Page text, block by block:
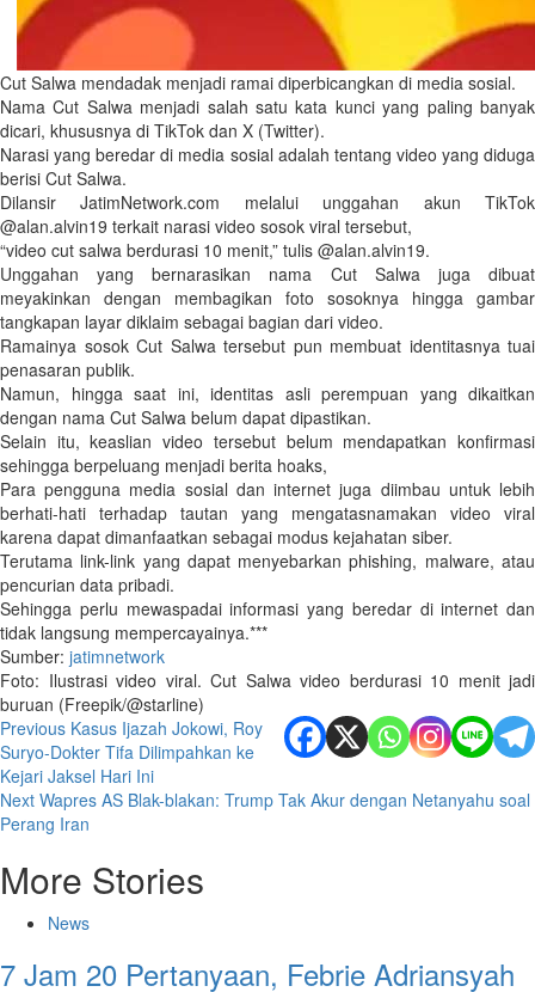
Cut Salwa mendadak menjadi ramai diperbicangkan di media sosial.
Nama Cut Salwa menjadi salah satu kata kunci yang paling banyak
dicari, khususnya di TikTok dan X (Twitter).
Narasi yang beredar di media sosial adalah tentang video yang diduga
berisi Cut Salwa.
Dilansir JatimNetwork.com melalui unggahan akun TikTok
@alan.alvin19 terkait narasi video sosok viral tersebut,
“video cut salwa berdurasi 10 menit,” tulis @alan.alvin19.
Unggahan yang bernarasikan nama Cut Salwa juga dibuat
meyakinkan dengan membagikan foto sosoknya hingga gambar
tangkapan layar diklaim sebagai bagian dari video.
Ramainya sosok Cut Salwa tersebut pun membuat identitasnya tuai
penasaran publik.
Namun, hingga saat ini, identitas asli perempuan yang dikaitkan
dengan nama Cut Salwa belum dapat dipastikan.
Selain itu, keaslian video tersebut belum mendapatkan konfirmasi
sehingga berpeluang menjadi berita hoaks,
Para pengguna media sosial dan internet juga diimbau untuk lebih
berhati-hati terhadap tautan yang mengatasnamakan video viral
karena dapat dimanfaatkan sebagai modus kejahatan siber.
Terutama link-link yang dapat menyebarkan phishing, malware, atau
pencurian data pribadi.
Sehingga perlu mewaspadai informasi yang beredar di internet dan
tidak langsung mempercayainya.***
Sumber: jatimnetwork
Foto: Ilustrasi video viral. Cut Salwa video berdurasi 10 menit jadi
buruan (Freepik/@starline)
Post
navigation
Previous Kasus Ijazah Jokowi, Roy
Suryo-Dokter Tifa Dilimpahkan ke
Kejari Jaksel Hari Ini
Next Wapres AS Blak-blakan: Trump Tak Akur dengan Netanyahu soal
Perang Iran
More Stories
News
7 Jam 20 Pertanyaan, Febrie Adriansyah